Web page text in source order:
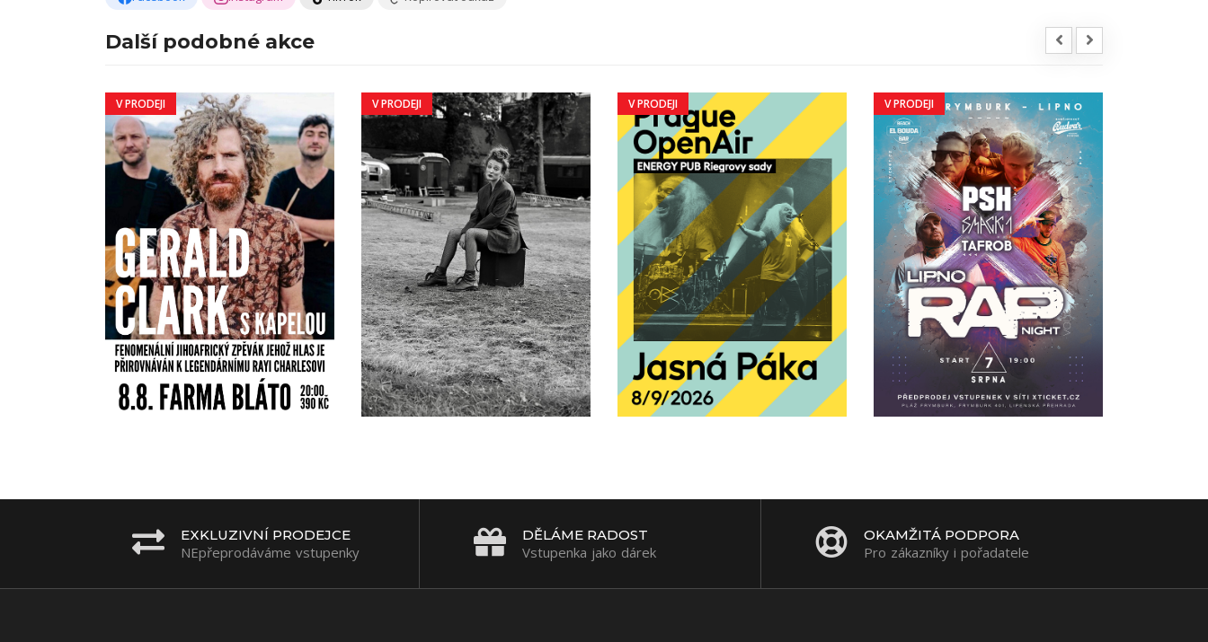
Další podobné akce
V PRODEJI V PRODEJI V PRODEJI V PRODEJI
EXKLUZIVNÍ PRODEJCE
NEpřeprodáváme vstupenky
DĚLÁME RADOST
Vstupenka jako dárek
OKAMŽITÁ PODPORA
Pro zákazníky i pořadatele